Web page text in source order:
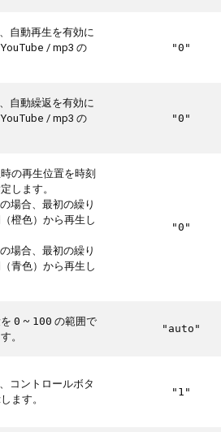
自動再生を有効に
/ mp3 の
"0"
自動繰返を有効に
/ mp3 の
"0"
の再生位置を時刻
します。
の場合、最初の繰り
橙色）から再生し
の場合、最初の繰り
青色）から再生し
"0"
を0 ~ 100 の範囲で
。
"auto"
コントロールボタ
ます。
"1"